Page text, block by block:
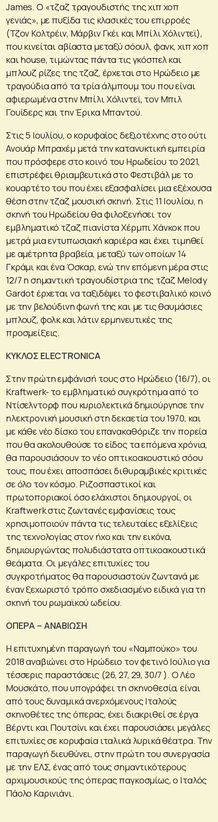
James. Ο «τζαζ τραγουδιστής της χιπ χοπ
γενιάς», με πυξίδα τις κλασικές του επιρροές
(Τζον Κολτρέιν, Μάρβιν Γκέι και Μπίλι Χόλιντεϊ),
που κινείται αβίαστα μεταξύ σόουλ, φανκ, χιπ χοπ
και house, τιμώντας πάντα τις γκόσπελ και
μπλουζ ρίζες της τζαζ, έρχεται στο Ηρώδειο με
τραγούδια από τα τρία άλμπουμ του που είναι
αφιερωμένα στην Μπίλι Χόλιντεϊ, τον Μπιλ
Γουίδερς και την Έρικα Μπαντού.
Στις 5 Ιουλίου, ο κορυφαίος δεξιοτέχνης στο ούτι
Ανουάρ Μπραχέμ μετά την κατανυκτική εμπειρία
που πρόσφερε στο κοινό του Ηρωδείου το 2021,
επιστρέφει θριαμβευτικά στο Φεστιβάλ με το
κουαρτέτο του που έχει εξασφαλίσει μια εξέχουσα
θέση στην τζαζ μουσική σκηνή. Στις 11 Ιουλίου, η
σκηνή του Ηρωδείου θα φιλοξενήσει τον
εμβληματικό τζαζ πιανίστα Χέρμπι Χάνκοκ που
μετρά μια εντυπωσιακή καριέρα και έχει τιμηθεί
με αμέτρητα βραβεία, μεταξύ των οποίων 14
Γκράμι και ένα Όσκαρ, ενώ την επόμενη μέρα στις
12/7 η σημαντική τραγουδίστρια της τζαζ Melody
Gardot έρχεται να ταξιδέψει το φεστιβαλικό κοινό
με την βελούδινη φωνή της και με τις θαυμάσιες
μπλουζ, φολκ και λάτιν ερμηνευτικές της
προσμείξεις.
ΚΥΚΛΟΣ ELECTRONICΑ
Στην πρώτη εμφάνισή τους στο Ηρώδειο (16/7), οι
Kraftwerk- το εμβληματικό συγκρότημα από το
Ντίσελντορφ που κυριολεκτικά δημιούργησε την
ηλεκτρονική μουσική στη δεκαετία του 1970, και
με κάθε νέο δίσκο του επανακαθόριζε την πορεία
που θα ακολουθούσε το είδος τα επόμενα χρόνια,
θα παρουσιάσουν το νέο οπτικοακουστικό σόου
τους, που έχει αποσπάσει διθυραμβικές κριτικές
σε όλο τον κόσμο. Ριζοσπαστικοί και
πρωτοποριακοί όσο ελάχιστοι δημιουργοί, οι
Kraftwerk στις ζωντανές εμφανίσεις τους
χρησιμοποιούν πάντα τις τελευταίες εξελίξεις
της τεχνολογίας στον ήχο και την εικόνα,
δημιουργώντας πολυδιάστατα οπτικοακουστικά
θεάματα. Οι μεγάλες επιτυχίες του
συγκροτήματος θα παρουσιαστούν ζωντανά με
έναν ξεχωριστό τρόπο σχεδιασμένο ειδικά για τη
σκηνή του ρωμαϊκού ωδείου.
ΟΠΕΡΑ – ΑΝΑΒΙΩΣΗ
Η επιτυχημένη παραγωγή του «Ναμπούκο» του
2018 αναβιώνει στο Ηρώδειο τον φετινό Ιούλιο για
τέσσερις παραστάσεις (26, 27, 29, 30/7 ). Ο Λέο
Μουσκάτο, που υπογράφει τη σκηνοθεσία, είναι
από τους δυναμικά ανερχόμενους Ιταλούς
σκηνοθέτες της όπερας, έχει διακριθεί σε έργα
Βέρντι και Πουτσίνι και έχει παρουσιάσει μεγάλες
επιτυχίες σε κορυφαία ιταλικά λυρικά θέατρα. Την
παραγωγή διευθύνει, στην πρώτη του συνεργασία
με την ΕΛΣ, ένας από τους σημαντικότερους
αρχιμουσικούς της όπερας παγκοσμίως, ο Ιταλός
Πάολο Καρινιάνι.